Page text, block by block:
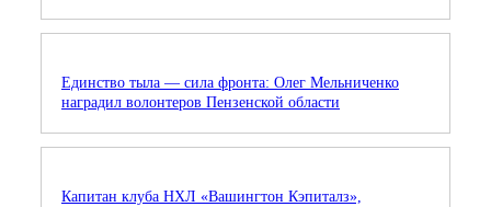
Единство тыла — сила фронта: Олег Мельниченко
наградил волонтеров Пензенской области
Капитан клуба НХЛ «Вашингтон Кэпиталз»,